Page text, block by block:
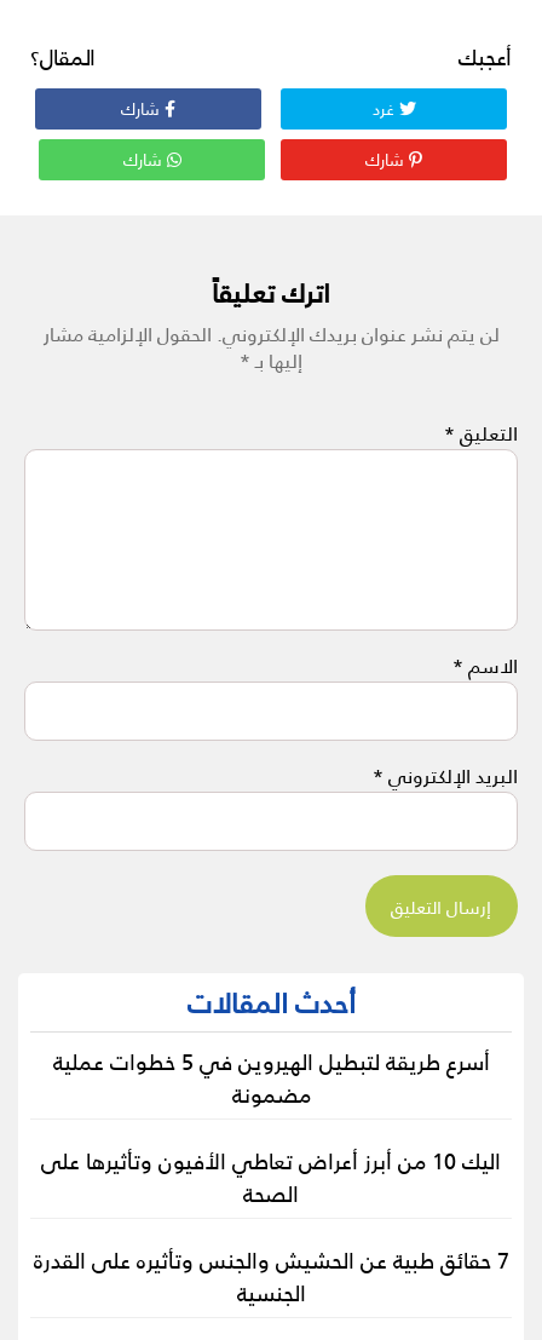
أعجبك المقال؟
غرد
شارك
شارك
شارك
اترك تعليقاً
لن يتم نشر عنوان بريدك الإلكتروني.الحقول الإلزامية مشار
إليها بـ*
التعليق*
الاسم*
البريد الإلكتروني*
أحدث المقالات
أسرع طريقة لتبطيل الهيروين في 5 خطوات عملية
مضمونة
اليك 10 من أبرز أعراض تعاطي الأفيون وتأثيرها على
الصحة
7 حقائق طبية عن الحشيش والجنس وتأثيره على القدرة
الجنسية